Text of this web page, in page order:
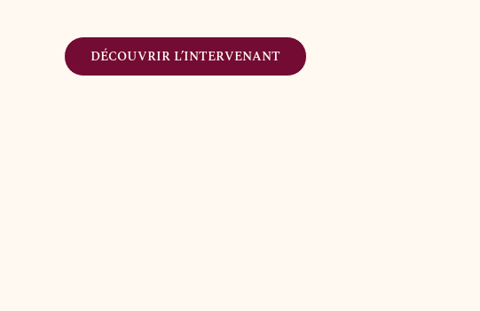
DÉCOUVRIR L’INTERVENANT